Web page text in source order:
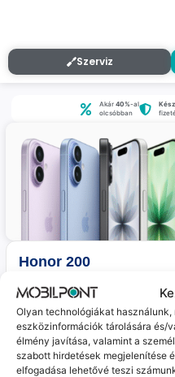
Olyan technológiákat
eszközinformációk tárolására és/
élmény javítása, valamint a
szabott hirdetések megjelenítése
elfogadása lehetővé teszi
Szerviz
Akár40%-al
olcsóbban
Honor 200
Jelenleg nincs